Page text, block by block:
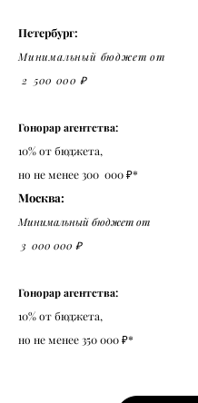
Петербург:
Минимальный бюджетот
2 500 000 ₽
Гонорар агентства:
10% от бюджета,
но не менее 300 000 ₽*
Москва:
Минимальный бюджет от
3 000 000 ₽
Гонорар агентства:
10% от бюджета,
но не менее 350 000 ₽*